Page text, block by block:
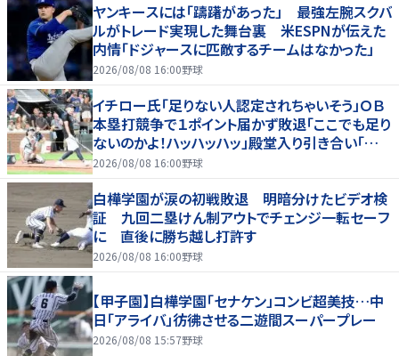
ヤンキースには「躊躇があった」 最強左腕スクバ
ルがトレード実現した舞台裏 米ESPNが伝えた
内情「ドジャースに匹敵するチームはなかった」
2026/08/08 16:00野球
イチロー氏「足りない人認定されちゃいそう」ＯＢ
本塁打競争で１ポイント届かず敗退「ここでも足り
ないのかよ！ハッハッハッ」殿堂入り引き合い「誰か
に分析してもらわないと」
2026/08/08 16:00野球
白樺学園が涙の初戦敗退 明暗分けたビデオ検
証 九回二塁けん制アウトでチェンジ一転セーフ
に 直後に勝ち越し打許す
2026/08/08 16:00野球
【甲子園】白樺学園「セナケン」コンビ超美技…中
日「アライバ」彷彿させる二遊間スーパープレー
2026/08/08 15:57野球